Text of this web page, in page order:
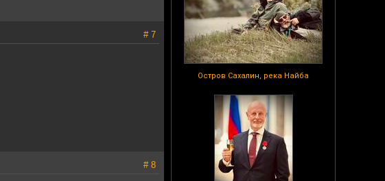
Остров Сахалин, река Найба
# 7
# 8